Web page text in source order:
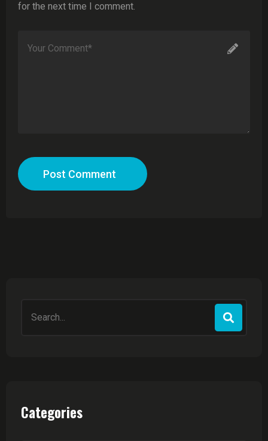
for the next time I comment.
Post Comment
for:
Categories